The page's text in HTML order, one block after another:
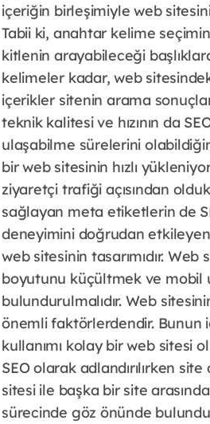
içeriğin birleşimiyle web
Tabii ki, anahtar kelime
kitlenin arayabileceği
kelimeler kadar, web
içerikler sitenin arama
teknik kalitesi ve hızının da
ulaşabilme sürelerini
bir web sitesinin hızlı
ziyaretçi trafiği açısından
sağlayan meta etiketlerin de
deneyimini doğrudan
web sitesinin tasarımıdır.
boyutunu küçültmek ve
bulundurulmalıdır. Web
önemli faktörlerdendir. Bunun
kullanımı kolay bir web sitesi
SEO olarak adlandırılırken site
sitesi ile başka bir site
sürecinde göz önünde